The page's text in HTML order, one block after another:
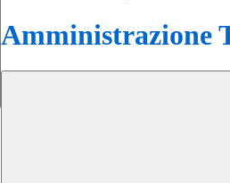
Amministrazione